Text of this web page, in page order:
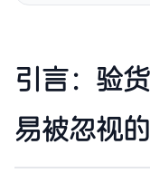
引言：验
易被忽视